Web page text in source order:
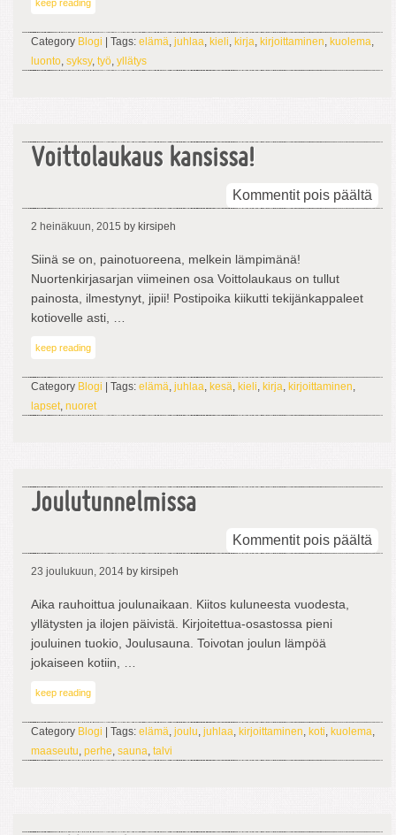
keep reading
Category Blogi | Tags: elämä, juhlaa, kieli, kirja, kirjoittaminen, kuolema,
luonto, syksy, työ, yllätys
Voittolaukaus kansissa!
Kommentit pois päältä
2 heinäkuun, 2015 by kirsipeh
Siinä se on, painotuoreena, melkein lämpimänä!
Nuortenkirjasarjan viimeinen osa Voittolaukaus on tullut
painosta, ilmestynyt, jipii! Postipoika kiikutti tekijänkappaleet
kotiovelle asti, …
keep reading
Category Blogi | Tags: elämä, juhlaa, kesä, kieli, kirja, kirjoittaminen,
lapset, nuoret
Joulutunnelmissa
Kommentit pois päältä
23 joulukuun, 2014 by kirsipeh
Aika rauhoittua joulunaikaan. Kiitos kuluneesta vuodesta,
yllätysten ja ilojen päivistä. Kirjoitettua-osastossa pieni
jouluinen tuokio, Joulusauna. Toivotan joulun lämpöä
jokaiseen kotiin, …
keep reading
Category Blogi | Tags: elämä, joulu, juhlaa, kirjoittaminen, koti, kuolema,
maaseutu, perhe, sauna, talvi